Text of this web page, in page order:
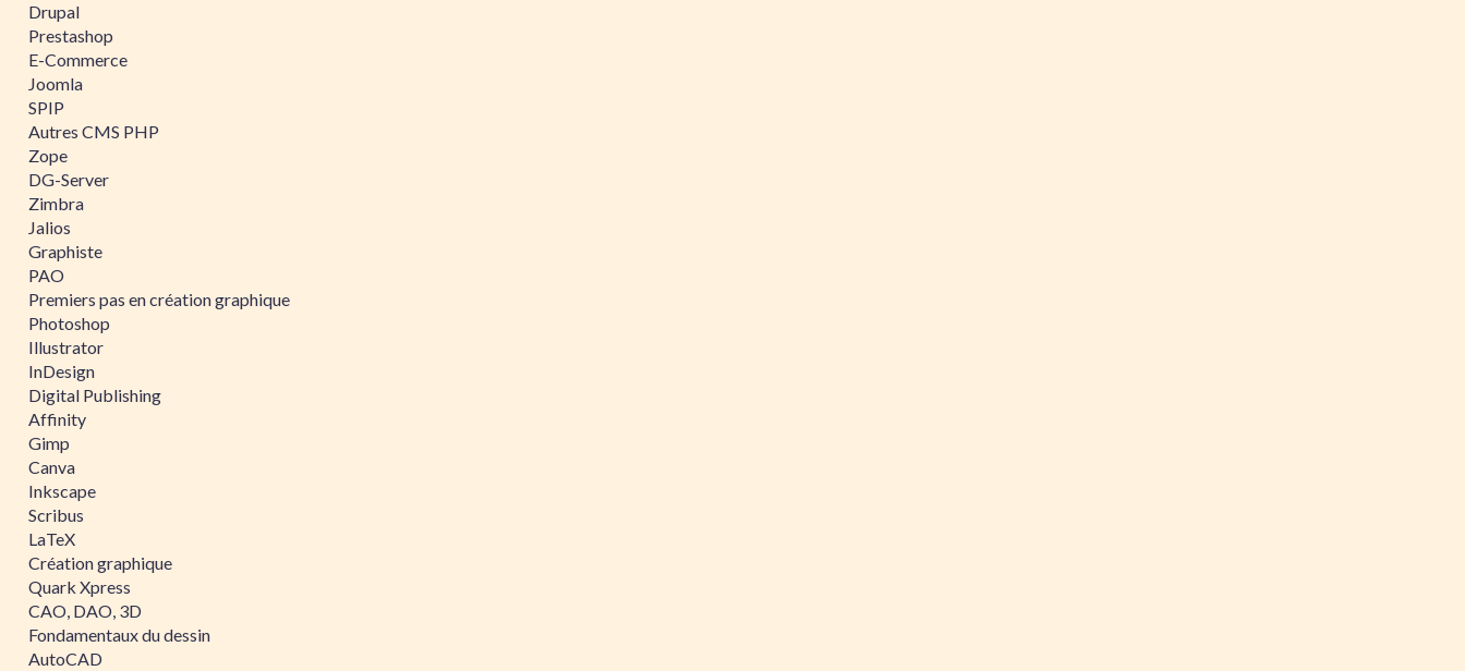
Drupal
Prestashop
E-Commerce
Joomla
SPIP
Autres CMS PHP
Zope
DG-Server
Zimbra
Jalios
Graphiste
PAO
Premiers pas en création graphique
Photoshop
Illustrator
InDesign
Digital Publishing
Affinity
Gimp
Canva
Inkscape
Scribus
LaTeX
Création graphique
Quark Xpress
CAO, DAO, 3D
Fondamentaux du dessin
AutoCAD